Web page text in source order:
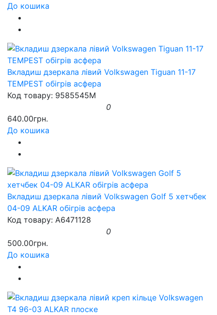
До кошика
Вкладиш дзеркала лівий Volkswagen Tiguan 11-17
TEMPEST обігрів асфера
Код товару: 9585545M
0
640.00грн.
До кошика
Вкладиш дзеркала лівий Volkswagen Golf 5 хетчбек
04-09 ALKAR обігрів асфера
Код товару: A6471128
0
500.00грн.
До кошика